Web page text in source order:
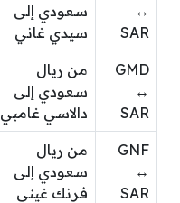
↔
SAR
سعودي إلى
سيدي غاني
GMD
↔
SAR
من ريال
سعودي إلى
دالاسي غامبي
GNF
↔
SAR
من ريال
سعودي إلى
فرنك غيني